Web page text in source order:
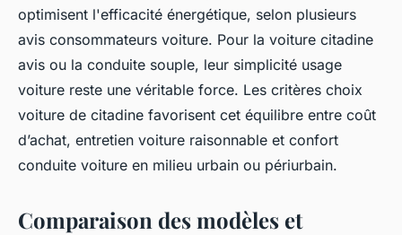
optimisent l'efficacité énergétique, selon plusieurs
avis consommateurs voiture. Pour la voiture citadine
avis ou la conduite souple, leur simplicité usage
voiture reste une véritable force. Les critères choix
voiture de citadine favorisent cet équilibre entre coût
d’achat, entretien voiture raisonnable et confort
conduite voiture en milieu urbain ou périurbain.
Comparaison des modèles et